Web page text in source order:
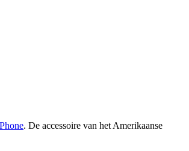
. De accessoire van het Amerikaanse